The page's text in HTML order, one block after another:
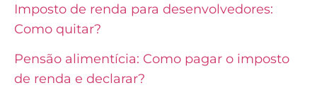
Imposto de renda para desenvolvedores:
Como quitar?
Pensão alimentícia: Como pagar o imposto
de renda e declarar?